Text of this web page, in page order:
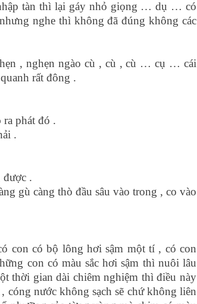
tàn thì lại gáy nhỏ giọng … dụ … có
nghe thì không đã đúng không các
, nghẹn ngào cù , cù , cù … cụ … cái
rất đông .
phát đó .
.
được .
gù càng thò đầu sâu vào trong , co vào
con có bộ lông hơi sậm một tí , có con
con có màu sắc hơi sậm thì nuôi lâu
thời gian dài chiêm nghiệm thì điều này
nước không sạch sẽ chứ không liên